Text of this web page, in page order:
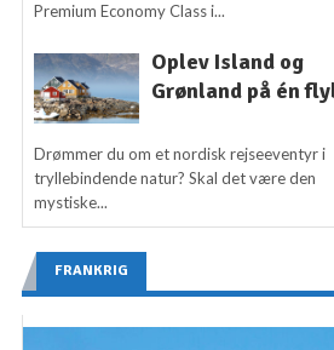
Premium Economy Class i...
Oplev Island og
Grønland på én
Drømmer du om et nordisk rejseeventyr i
tryllebindende natur? Skal det være den
mystiske...
FRANKRIG